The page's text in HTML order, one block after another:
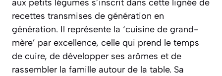
aux petits légumes s’inscrit dans cette lignée de
recettes transmises de génération en
génération. Il représente la ‘cuisine de grand-
mère’ par excellence, celle qui prend le temps
de cuire, de développer ses arômes et de
rassembler la famille autour de la table. Sa